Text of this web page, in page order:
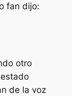
fan dijo:
otro
de la voz